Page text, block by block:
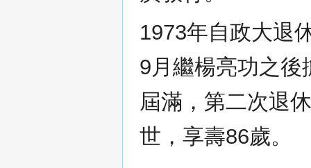
1973年自政大退
9月繼楊亮功之後
屆滿，第二次退
世，享壽86歲。